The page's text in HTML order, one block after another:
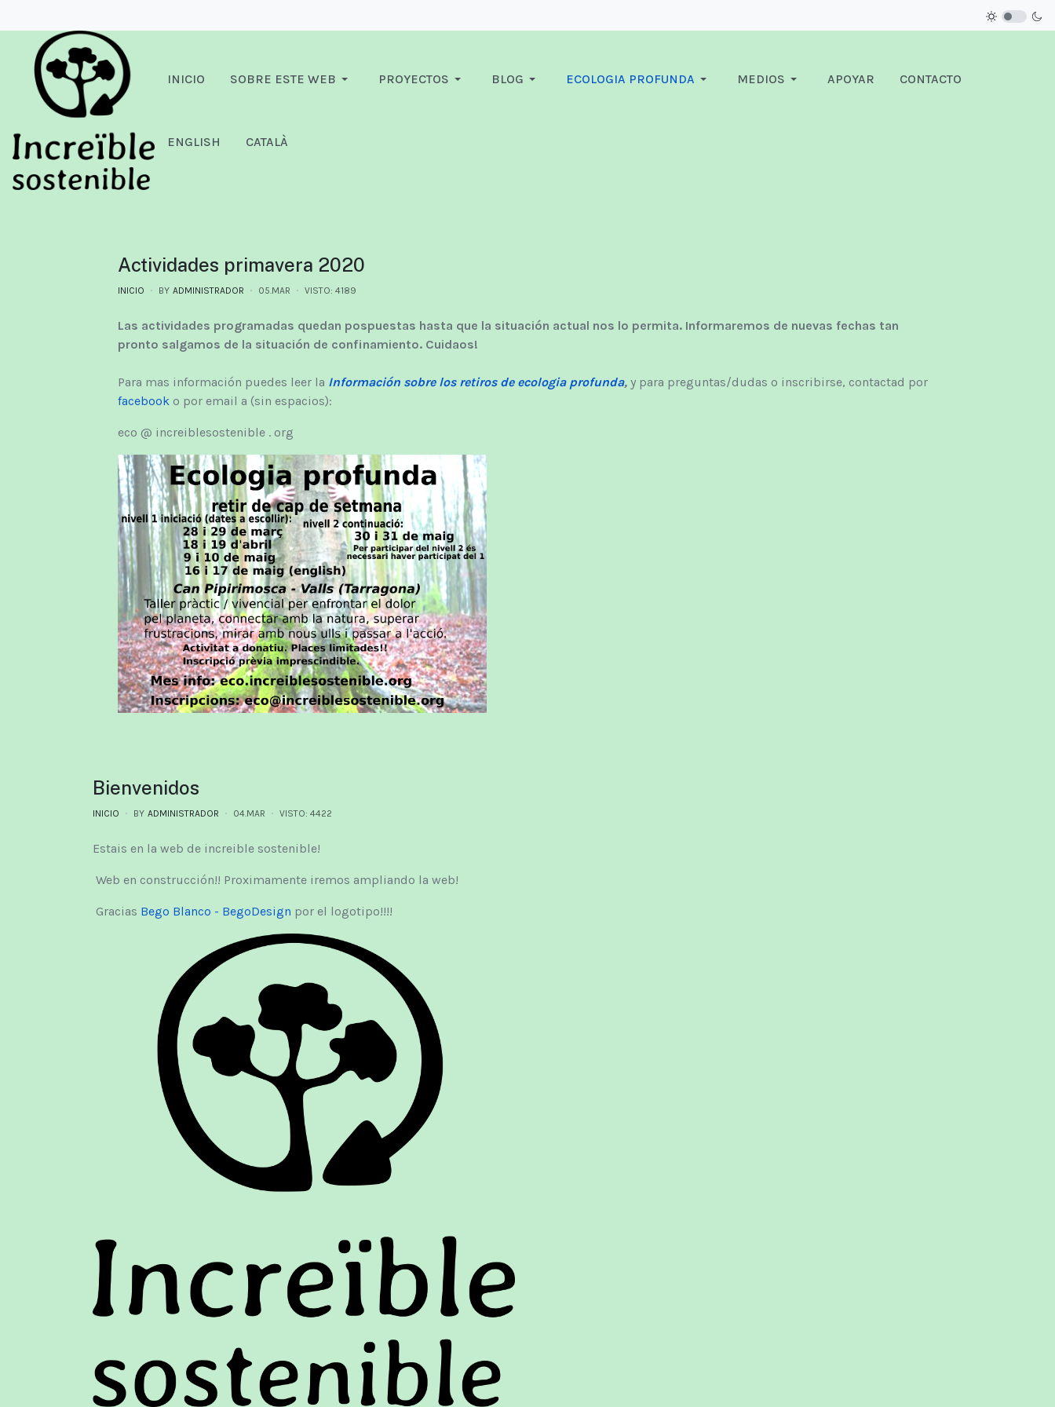
INICIO SOBRE ESTE WEB PROYECTOS BLOG ECOLOGIA PROFUNDA MEDIOS APOYAR CONTACTO
ENGLISH CATALÀ
Actividades primavera 2020
INICIO BY ADMINISTRADOR 05.MAR VISTO: 4189
Las actividades programadas quedan pospuestas hasta que la situación actual nos lo permita. Informaremos de nuevas fechas tan
pronto salgamos de la situación de confinamiento. Cuidaos!
Para mas información puedes leer la Información sobre los retiros de ecologia profunda, y para preguntas/dudas o inscribirse, contactad por
facebook o por email a (sin espacios):
eco @ increiblesostenible . org
Bienvenidos
INICIO BY ADMINISTRADOR 04.MAR VISTO: 4422
Estais en la web de increible sostenible!
Web en construcción!! Proximamente iremos ampliando la web!
Gracias Bego Blanco - BegoDesign por el logotipo!!!!